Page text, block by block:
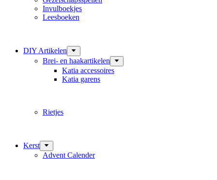
Invulboekjes
Leesboeken
DIY Artikelen
Brei- en haakartikelen
Katia accessoires
Katia garens
Rietjes
Kerst
Advent Calender